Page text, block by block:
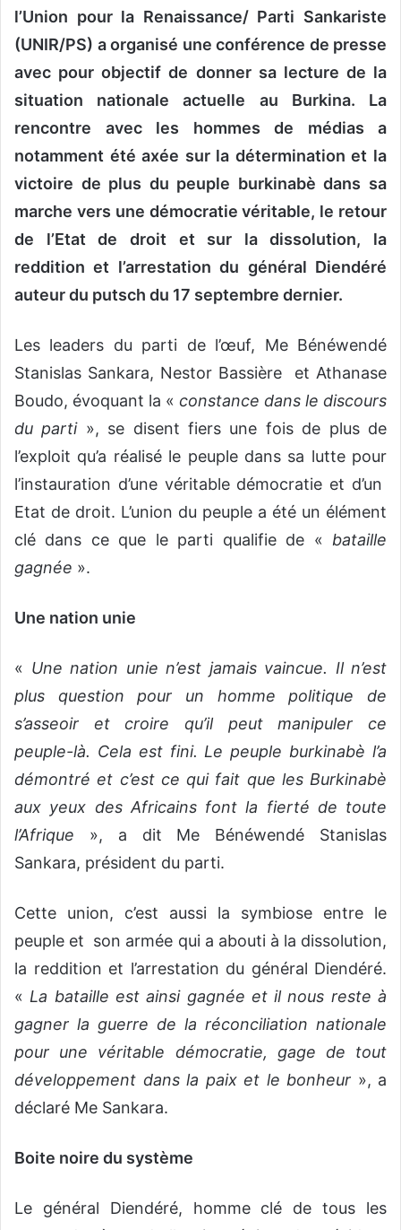
l’Union pour la Renaissance/ Parti Sankariste
(UNIR/PS) a organisé une conférence de presse
avec pour objectif de donner sa lecture de la
situation nationale actuelle au Burkina. La
rencontre avec les hommes de médias a
notamment été axée sur la détermination et la
victoire de plus du peuple burkinabè dans sa
marche vers une démocratie véritable, le retour
de l’Etat de droit et sur la dissolution, la
reddition et l’arrestation du général Diendéré
auteur du putsch du 17 septembre dernier.
Les leaders du parti de l’œuf, Me Bénéwendé
Stanislas Sankara, Nestor Bassière et Athanase
Boudo, évoquant la « constance dans le discours
du parti», se disent fiers une fois de plus de
l’exploit qu’a réalisé le peuple dans sa lutte pour
l’instauration d’une véritable démocratie et d’un
Etat de droit. L’union du peuple a été un élément
clé dans ce que le parti qualifie de « bataille
gagnée ».
Une nation unie
« Une nation unie n’est jamais vaincue. Il n’est
plus question pour un homme politique de
s’asseoir et croire qu’il peut manipuler ce
peuple-là. Cela est fini. Le peuple burkinabè l’a
démontré et c’est ce qui fait que les Burkinabè
aux yeux des Africains font la fierté de toute
l’Afrique », a dit Me Bénéwendé Stanislas
Sankara, président du parti.
Cette union, c’est aussi la symbiose entre le
peuple et son armée qui a abouti à la dissolution,
la reddition et l’arrestation du général Diendéré.
« La bataille est ainsi gagnée et il nous reste à
gagner la guerre de la réconciliation nationale
pour une véritable démocratie, gage de tout
développement dans la paix et le bonheur », a
déclaré Me Sankara.
Boite noire du système
Le général Diendéré, homme clé de tous les